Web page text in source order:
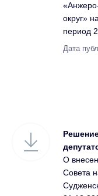
округ»
период
Дата
О
Совета